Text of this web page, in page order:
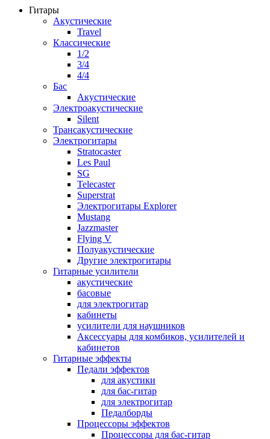
Гитары
Акустические
Travel
Классические
1/2
3/4
4/4
Бас
Акустические
Электроакустические
Silent
Трансакустические
Электрогитары
Stratocaster
Les Paul
SG
Telecaster
Superstrat
Электрогитары Explorer
Mustang
Jazzmaster
Flying V
Полуакустические
Другие электрогитары
Гитарные усилители
акустические
басовые
для электрогитар
кабинеты
усилители для наушников
Аксессуары для комбиков, усилителей и
кабинетов
Гитарные эффекты
Педали эффектов
для акустики
для бас-гитар
для электрогитар
Педалборды
Процессоры эффектов
Процессоры для бас-гитар